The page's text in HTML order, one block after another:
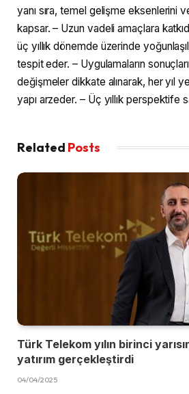
yanı sıra, temel gelişme eksenlerini
kapsar. – Uzun vadeli amaçlara
üç yıllık dönemde üzerinde
tespit eder. – Uygulamaların
değişmeler dikkate alınarak, her yıl
yapı arzeder. – Üç yıllık perspektife
Related Posts
Türk Telekom yılın birinci
yatırım gerçekleştirdi
04/04/2025